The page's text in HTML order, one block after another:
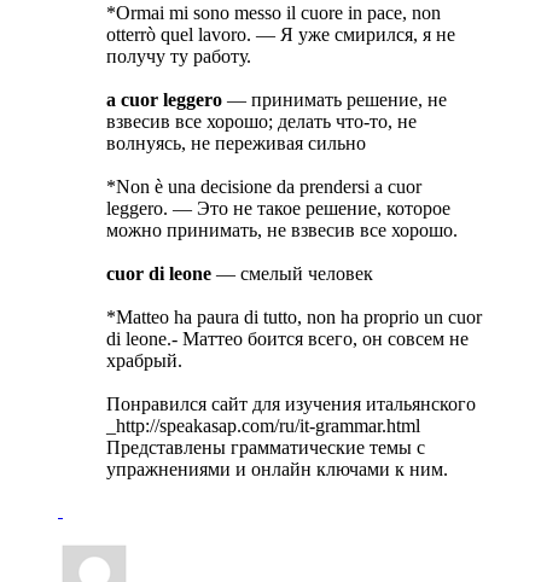
*Ormai mi sono messo il cuore in pace, non
otterrò quel lavoro. — Я уже смирился, я не
получу ту работу.
a cuor leggero — принимать решение, не
взвесив все хорошо; делать что-то, не
волнуясь, не переживая сильно
*Non è una decisione da prendersi a cuor
leggero. — Это не такое решение, которое
можно принимать, не взвесив все хорошо.
cuor di leone — смелый человек
*Matteo ha paura di tutto, non ha proprio un cuor
di leone.- Маттео боится всего, он совсем не
храбрый.
Понравился сайт для изучения итальянского
_http://speakasap.com/ru/it-grammar.html
Представлены грамматические темы с
упражнениями и онлайн ключами к ним.